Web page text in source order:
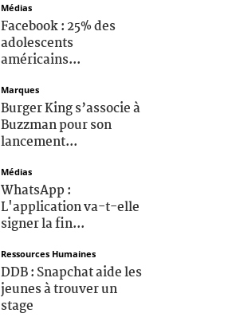
Médias
Facebook : 25% des
adolescents
américains...
Marques
Burger King s’associe à
Buzzman pour son
lancement...
Médias
WhatsApp :
L'application va-t-elle
signer la fin...
Ressources Humaines
DDB : Snapchat aide les
jeunes à trouver un
stage